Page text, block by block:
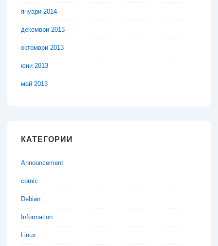
януари 2014
декември 2013
октомври 2013
юни 2013
май 2013
КАТЕГОРИИ
Announcement
comic
Debian
Information
Linux